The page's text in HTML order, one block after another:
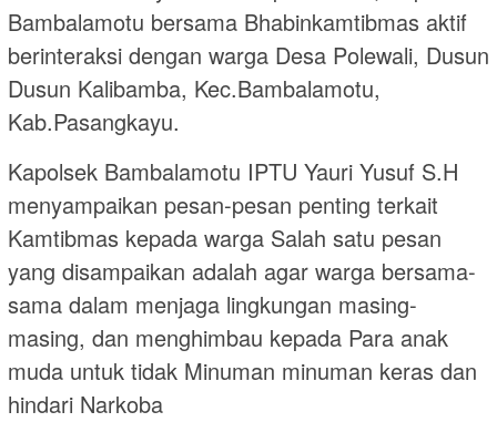
Bambalamotu bersama Bhabinkamtibmas aktif
berinteraksi dengan warga Desa Polewali, Dusun
Dusun Kalibamba, Kec.Bambalamotu,
Kab.Pasangkayu.
Kapolsek Bambalamotu IPTU Yauri Yusuf S.H
menyampaikan pesan-pesan penting terkait
Kamtibmas kepada warga Salah satu pesan
yang disampaikan adalah agar warga bersama-
sama dalam menjaga lingkungan masing-
masing, dan menghimbau kepada Para anak
muda untuk tidak Minuman minuman keras dan
hindari Narkoba